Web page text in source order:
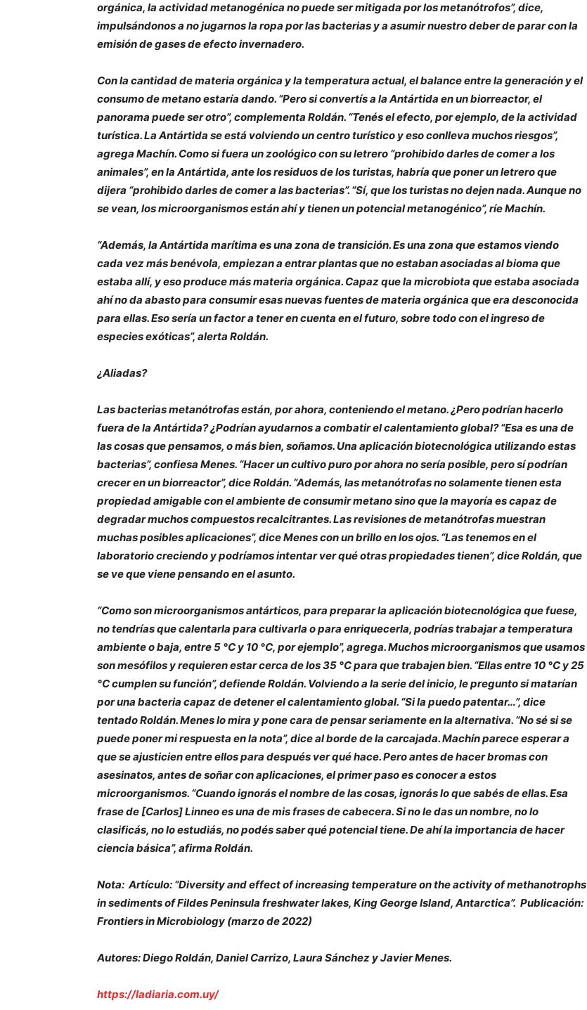
orgánica, la actividad metanogénica no puede ser mitigada por los metanótrofos”, dice,
impulsándonos a no jugarnos la ropa por las bacterias y a asumir nuestro deber de parar con la
emisión de gases de efecto invernadero.
Con la cantidad de materia orgánica y la temperatura actual, el balance entre la generación y el
consumo de metano estaría dando. “Pero si convertís a la Antártida en un biorreactor, el
panorama puede ser otro”, complementa Roldán. “Tenés el efecto, por ejemplo, de la actividad
turística. La Antártida se está volviendo un centro turístico y eso conlleva muchos riesgos”,
agrega Machín. Como si fuera un zoológico con su letrero “prohibido darles de comer a los
animales”, en la Antártida, ante los residuos de los turistas, habría que poner un letrero que
dijera “prohibido darles de comer a las bacterias”. “Sí, que los turistas no dejen nada. Aunque no
se vean, los microorganismos están ahí y tienen un potencial metanogénico”, ríe Machín.
“Además, la Antártida marítima es una zona de transición. Es una zona que estamos viendo
cada vez más benévola, empiezan a entrar plantas que no estaban asociadas al bioma que
estaba allí, y eso produce más materia orgánica. Capaz que la microbiota que estaba asociada
ahí no da abasto para consumir esas nuevas fuentes de materia orgánica que era desconocida
para ellas. Eso sería un factor a tener en cuenta en el futuro, sobre todo con el ingreso de
especies exóticas”, alerta Roldán.
¿Aliadas?
Las bacterias metanótrofas están, por ahora, conteniendo el metano. ¿Pero podrían hacerlo
fuera de la Antártida? ¿Podrían ayudarnos a combatir el calentamiento global? “Esa es una de
las cosas que pensamos, o más bien, soñamos. Una aplicación biotecnológica utilizando estas
bacterias”, confiesa Menes. “Hacer un cultivo puro por ahora no sería posible, pero sí podrían
crecer en un biorreactor”, dice Roldán. “Además, las metanótrofas no solamente tienen esta
propiedad amigable con el ambiente de consumir metano sino que la mayoría es capaz de
degradar muchos compuestos recalcitrantes. Las revisiones de metanótrofas muestran
muchas posibles aplicaciones”, dice Menes con un brillo en los ojos. “Las tenemos en el
laboratorio creciendo y podríamos intentar ver qué otras propiedades tienen”, dice Roldán, que
se ve que viene pensando en el asunto.
“Como son microorganismos antárticos, para preparar la aplicación biotecnológica que fuese,
no tendrías que calentarla para cultivarla o para enriquecerla, podrías trabajar a temperatura
ambiente o baja, entre 5 °C y 10 °C, por ejemplo”, agrega. Muchos microorganismos que usamos
son mesófilos y requieren estar cerca de los 35 °C para que trabajen bien. “Ellas entre 10 °C y 25
°C cumplen su función”, defiende Roldán. Volviendo a la serie del inicio, le pregunto si matarían
por una bacteria capaz de detener el calentamiento global. “Si la puedo patentar…”, dice
tentado Roldán. Menes lo mira y pone cara de pensar seriamente en la alternativa. “No sé si se
puede poner mi respuesta en la nota”, dice al borde de la carcajada. Machín parece esperar a
que se ajusticien entre ellos para después ver qué hace. Pero antes de hacer bromas con
asesinatos, antes de soñar con aplicaciones, el primer paso es conocer a estos
microorganismos. “Cuando ignorás el nombre de las cosas, ignorás lo que sabés de ellas. Esa
frase de [Carlos] Linneo es una de mis frases de cabecera. Si no le das un nombre, no lo
clasificás, no lo estudiás, no podés saber qué potencial tiene. De ahí la importancia de hacer
ciencia básica”, afirma Roldán.
Nota: Artículo: “Diversity and effect of increasing temperature on the activity of methanotrophs
in sediments of Fildes Peninsula freshwater lakes, King George Island, Antarctica”. Publicación:
Frontiers in Microbiology (marzo de 2022)
Autores: Diego Roldán, Daniel Carrizo, Laura Sánchez y Javier Menes.
https://ladiaria.com.uy/